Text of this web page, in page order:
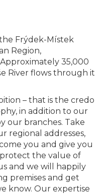
Frýdek-Místek
Region,
35,000
River flows through it
– that is the credo
in addition to our
our branches. Take
regional addresses,
you and give you
the value of
and we will happily
premises and get
know. Our expertise